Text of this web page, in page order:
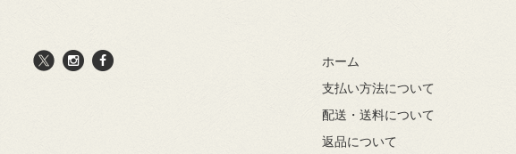
ホーム
支払い方法について
配送・送料について
返品について